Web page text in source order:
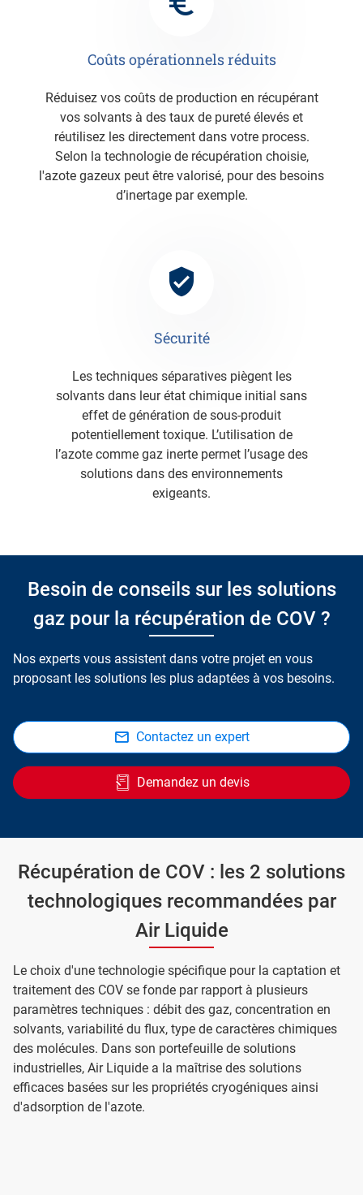
Coûts opérationnels réduits
Réduisez vos coûts de production en récupérant
vos solvants à des taux de pureté élevés et
réutilisez les directement dans votre process.
Selon la technologie de récupération choisie,
l'azote gazeux peut être valorisé, pour des besoins
d’inertage par exemple.
Sécurité
Les techniques séparatives piègent les
solvants dans leur état chimique initial sans
effet de génération de sous-produit
potentiellement toxique. L’utilisation de
l’azote comme gaz inerte permet l’usage des
solutions dans des environnements
exigeants.
Besoin de conseils sur les solutions
gaz pour la récupération de COV ?
Nos experts vous assistent dans votre projet en vous
proposant les solutions les plus adaptées à vos besoins.
Contactez un expert
Demandez un devis
Récupération de COV : les 2 solutions
technologiques recommandées par
Air Liquide
Le choix d'une technologie spécifique pour la captation et
traitement des COV se fonde par rapport à plusieurs
paramètres techniques : débit des gaz, concentration en
solvants, variabilité du flux, type de caractères chimiques
des molécules. Dans son portefeuille de solutions
industrielles, Air Liquide a la maîtrise des solutions
efficaces basées sur les propriétés cryogéniques ainsi
d'adsorption de l'azote.